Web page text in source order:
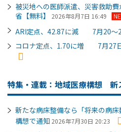
被災地への医師派遣、災害救
省【無料】
2026年8月7日 16:49
ARI定点、42.87に減 7月20～
コロナ定点、1.70に増 7月27
特集・連載：地域医療構想 新
新たな病床整備なら「将来の
構想で通知 2026年7月30日 20:23